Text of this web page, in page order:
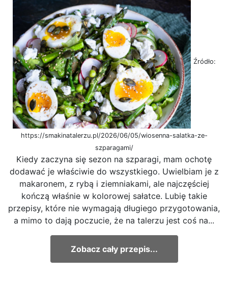
Źródło:
https://smakinatalerzu.pl/2026/06/05/wiosenna-salatka-ze-
szparagami/
Kiedy zaczyna się sezon na szparagi, mam ochotę
dodawać je właściwie do wszystkiego. Uwielbiam je z
makaronem, z rybą i ziemniakami, ale najczęściej
kończą właśnie w kolorowej sałatce. Lubię takie
przepisy, które nie wymagają długiego przygotowania,
a mimo to dają poczucie, że na talerzu jest coś na...
Zobacz cały przepis...